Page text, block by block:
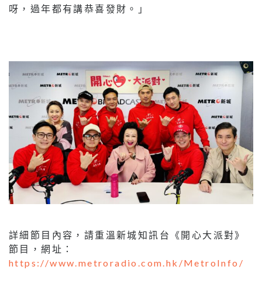
呀，過年都有講恭喜發財。」
詳細節目內容，請重溫新城知訊台《開心大派對》
節目，網址：
https://www.metroradio.com.hk/MetroInfo/